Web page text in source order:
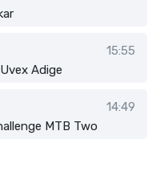
15:55
Adige
14:49
MTB Two